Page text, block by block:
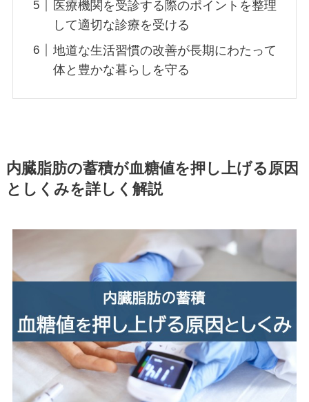
医療機関を受診する際のポイントを整理
して適切な診療を受ける
地道な生活習慣の改善が長期にわたって
体と豊かな暮らしを守る
内臓脂肪の蓄積が血糖値を押し上げる原因
としくみを詳しく解説